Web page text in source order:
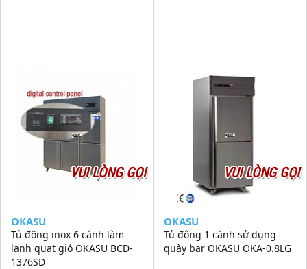
VUI LÒNG GỌI
OKASU
Tủ đông inox 6 cánh làm
lạnh quạt gió OKASU BCD-
1376SD
VUI LÒNG GỌI
OKASU
Tủ đông 1 cánh sử dụng
quày bar OKASU OKA-0.8LG